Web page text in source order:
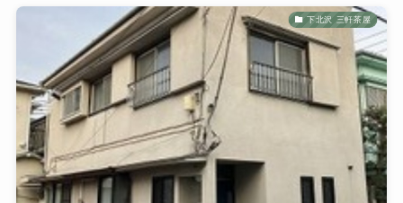
下北沢 三軒茶屋